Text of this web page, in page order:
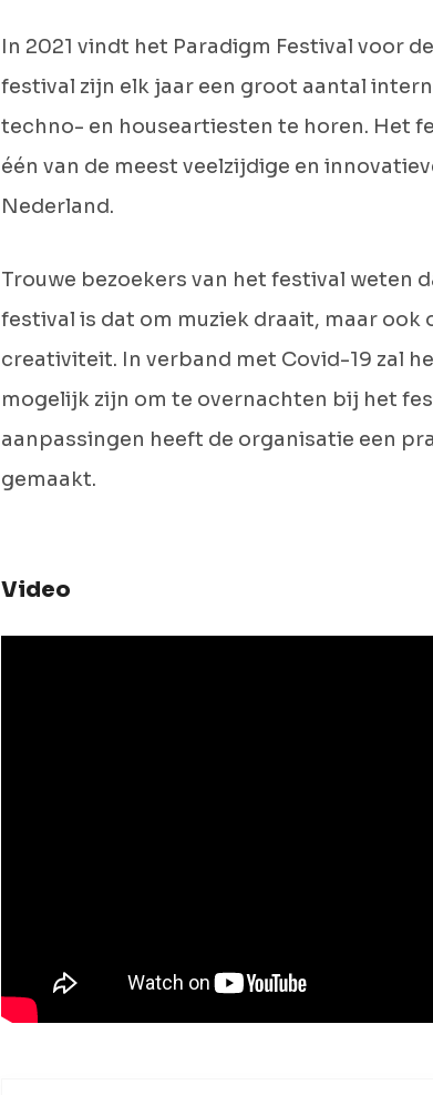
In 2021 vindt het Paradigm Festival voor
festival zijn elk jaar een groot aantal
techno- en houseartiesten te horen. Het
één van de meest veelzijdige en
Nederland.
Trouwe bezoekers van het festival weten
festival is dat om muziek draait, maar ook
creativiteit. In verband met Covid-19 zal
mogelijk zijn om te overnachten bij het
aanpassingen heeft de organisatie een
gemaakt.
Video